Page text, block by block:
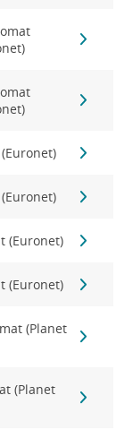
(Euronet)
(Euronet)
(Planet
(Planet